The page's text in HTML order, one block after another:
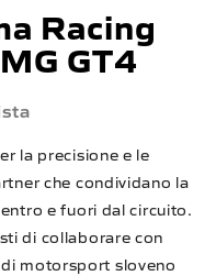
Racing
GT4
la precisione e le
che condividano la
e fuori dal circuito.
di collaborare con
motorsport sloveno